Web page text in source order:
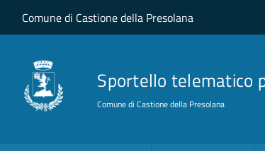
Salta al contenuto principale
Skip to site navigation
Comune di Castione della Presolana
Sportello telematico
Comune di Castione della Presolana